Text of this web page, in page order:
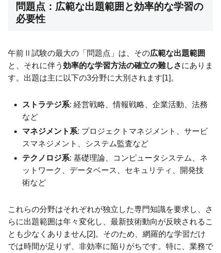
問題点：広範な出題範囲と効率的な学習の
必要性
午前Ⅱ試験の最大の「問題点」は、その広範な出題範囲
と、それに伴う 効率的な学習方法の確立の難しさにありま
す。出題は主に以下の3分野に大別されます[1]。
ストラテジ系: 経営戦略、情報戦略、企業活動、法務
など
マネジメント系: プロジェクトマネジメント、サービ
スマネジメント、システム監査など
テクノロジ系: 基礎理論、コンピュータシステム、ネ
ットワーク、データベース、セキュリティ、開発技
術など
これらの分野はそれぞれが独立した専門知識を要求し、さ
らに出題範囲は年々変化し、最新技術動向が反映されるこ
とも少なくありません[2]。そのため、網羅的な学習だけ
では時間が足りず、非効率に陥りがちです。特に、業務で